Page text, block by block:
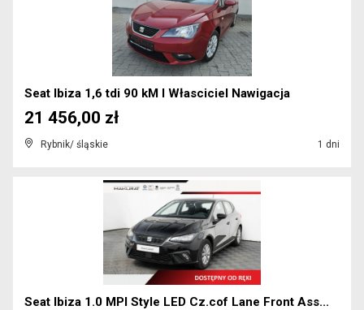
Seat Ibiza 1,6 tdi 90 kM I Własciciel Nawigacja
Rybnik/ śląskie 1 dni
21 456,00 zł
Seat Ibiza 1.0 MPI Style LED Cz.cof Lane Front Ass...